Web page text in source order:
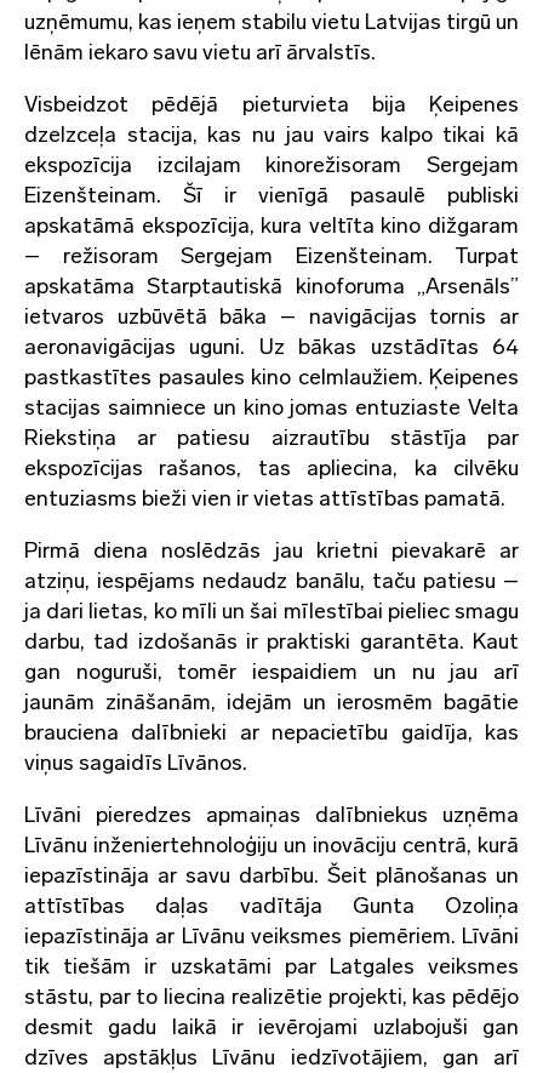
uzņēmumu, kas ieņem stabilu vietu Latvijas tirgū un
lēnām iekaro savu vietu arī ārvalstīs.
Visbeidzot pēdējā pieturvieta bija Ķeipenes
dzelzceļa stacija, kas nu jau vairs kalpo tikai kā
ekspozīcija izcilajam kinorežisoram Sergejam
Eizenšteinam. Šī ir vienīgā pasaulē publiski
apskatāmā ekspozīcija, kura veltīta kino dižgaram
– režisoram Sergejam Eizenšteinam. Turpat
apskatāma Starptautiskā kinoforuma „Arsenāls”
ietvaros uzbūvētā bāka – navigācijas tornis ar
aeronavigācijas uguni. Uz bākas uzstādītas 64
pastkastītes pasaules kino celmlaužiem. Ķeipenes
stacijas saimniece un kino jomas entuziaste Velta
Riekstiņa ar patiesu aizrautību stāstīja par
ekspozīcijas rašanos, tas apliecina, ka cilvēku
entuziasms bieži vien ir vietas attīstības pamatā.
Pirmā diena noslēdzās jau krietni pievakarē ar
atziņu, iespējams nedaudz banālu, taču patiesu –
ja dari lietas, ko mīli un šai mīlestībai pieliec smagu
darbu, tad izdošanās ir praktiski garantēta. Kaut
gan noguruši, tomēr iespaidiem un nu jau arī
jaunām zināšanām, idejām un ierosmēm bagātie
brauciena dalībnieki ar nepacietību gaidīja, kas
viņus sagaidīs Līvānos.
Līvāni pieredzes apmaiņas dalībniekus uzņēma
Līvānu inženiertehnoloģiju un inovāciju centrā, kurā
iepazīstināja ar savu darbību. Šeit plānošanas un
attīstības daļas vadītāja Gunta Ozoliņa
iepazīstināja ar Līvānu veiksmes piemēriem. Līvāni
tik tiešām ir uzskatāmi par Latgales veiksmes
stāstu, par to liecina realizētie projekti, kas pēdējo
desmit gadu laikā ir ievērojami uzlabojuši gan
dzīves apstākļus Līvānu iedzīvotājiem, gan arī